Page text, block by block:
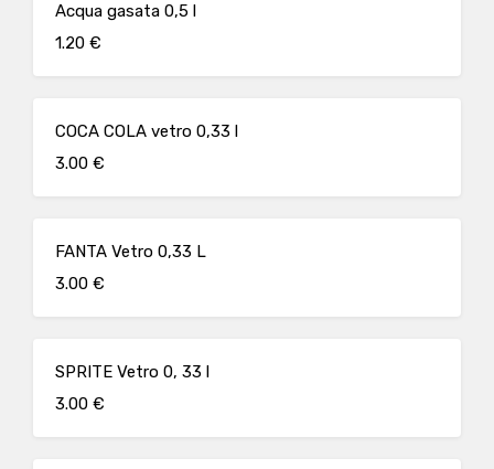
Acqua gasata 0,5 l
1.20 €
COCA COLA vetro 0,33 l
3.00 €
FANTA Vetro 0,33 L
3.00 €
SPRITE Vetro 0, 33 l
3.00 €